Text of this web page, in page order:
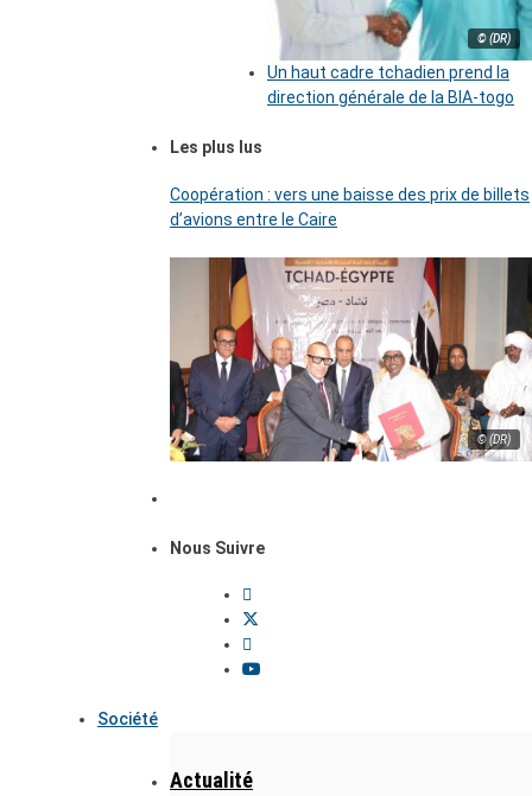
© (DR)
Un haut cadre tchadien prend la
direction générale de la BIA-togo
Les plus lus
Coopération : vers une baisse des prix de billets
d’avions entre le Caire
© (DR)
Nous Suivre
Société
Actualité